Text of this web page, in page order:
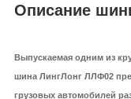
Описание
Выпускаемая одним из
шина ЛингЛонг ЛЛФ02
грузовых автомобилей